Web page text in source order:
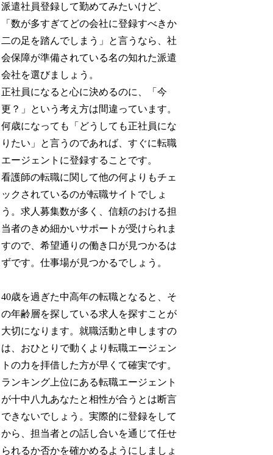
派遣社員登録して勤めてみたいけど、
「数が多すぎてどの会社に登録すべきか
二の足を踏んでしまう」と言うなら、社
会保障が準備されている名の知れた派遣
会社を選びましょう。
正社員になると心に決めるのに、「今
更？」という考え方は間違っています。
何歳になっても「どうしても正社員にな
りたい」と言うのであれば、すぐに転職
エージェントに登録することです。
看護師の転職に関して他の何よりもチェ
ックされているのが転職サイトでしょ
う。求人募集数が多く、信頼のおける担
当者のきめ細かいサポートが受けられま
すので、希望通りの働き口が見つかるは
ずです。仕事場が見つかるでしょう。
40歳を過ぎた中高年の転職となると、そ
の年齢層を探している求人を探すことが
大切になります。就職活動と申しますの
は、おひとりで動くより転職エージェン
トの力を拝借した方が早くて確実です。
ランキング上位にある転職エージェント
が十中八九あなたと相性が合うとは断言
できないでしょう。実際的に登録をして
から、担当者との話し合いを通じて任せ
られるか否かを確かめるようにしましょ